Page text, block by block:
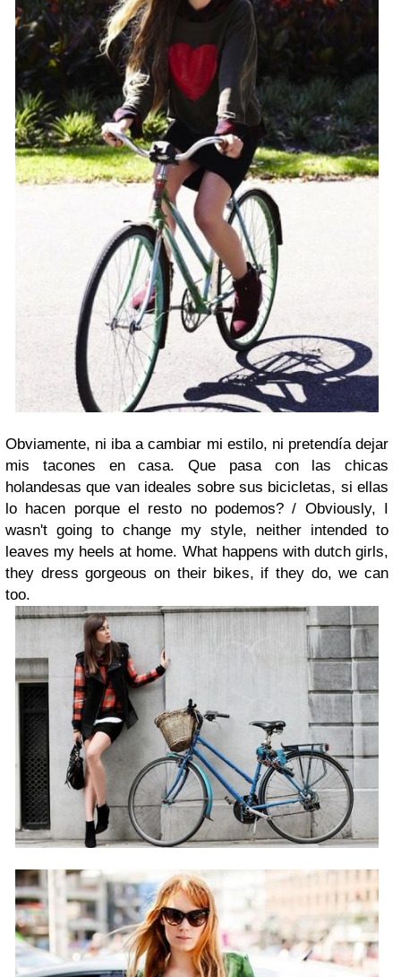
Obviamente, ni iba a cambiar mi estilo, ni pretendía dejar
mis tacones en casa. Que pasa con las chicas
holandesas que van ideales sobre sus bicicletas, si ellas
lo hacen porque el resto no podemos? / Obviously, I
wasn't going to change my style, neither intended to
leaves my heels at home. What happens with dutch girls,
they dress gorgeous on their bikes, if they do, we can
too.